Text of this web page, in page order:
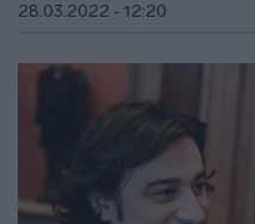
28.03.2022 - 12:20